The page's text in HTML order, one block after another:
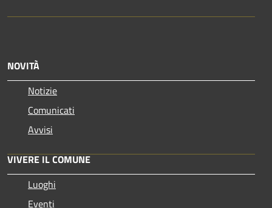
NOVITÀ
Notizie
Comunicati
Avvisi
VIVERE IL COMUNE
Luoghi
Eventi